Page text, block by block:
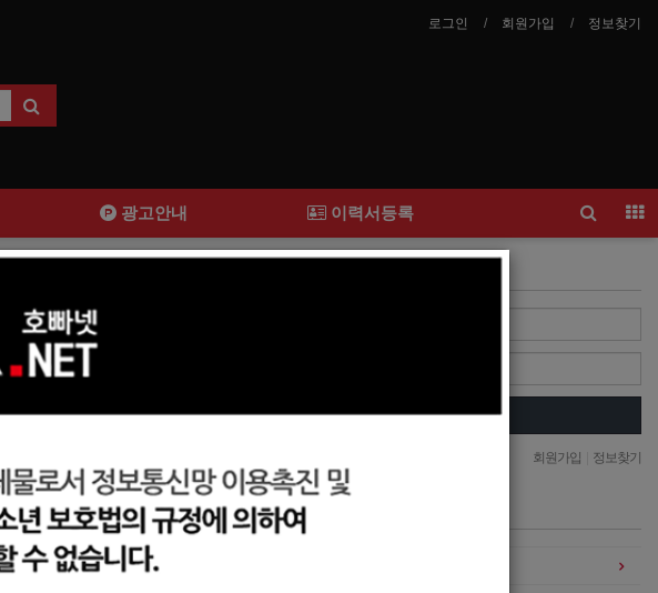
로그인 회원가입 정보찾기
광고안내 이력서등록
영업진 및 선수
Login
회원가입 정보찾기
카테고리